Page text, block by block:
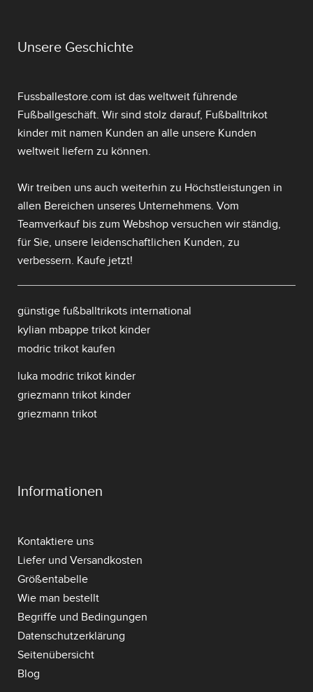
Unsere Geschichte
Fussballestore.com ist das weltweit führende
Fußballgeschäft. Wir sind stolz darauf, Fußballtrikot
kinder mit namen Kunden an alle unsere Kunden
weltweit liefern zu können.
Wir treiben uns auch weiterhin zu Höchstleistungen in
allen Bereichen unseres Unternehmens. Vom
Teamverkauf bis zum Webshop versuchen wir ständig,
für Sie, unsere leidenschaftlichen Kunden, zu
verbessern. Kaufe jetzt!
günstige fußballtrikots international
kylian mbappe trikot kinder
modric trikot kaufen
luka modric trikot kinder
griezmann trikot kinder
griezmann trikot
Informationen
Kontaktiere uns
Liefer und Versandkosten
Größentabelle
Wie man bestellt
Begriffe und Bedingungen
Datenschutzerklärung
Seitenübersicht
Blog